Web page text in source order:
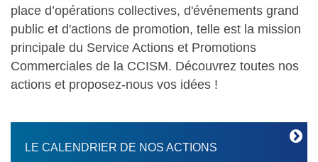
place d’opérations collectives, d'événements grand
public et d'actions de promotion, telle est la mission
principale du Service Actions et Promotions
Commerciales de la CCISM. Découvrez toutes nos
actions et proposez-nous vos idées !
LE CALENDRIER DE NOS ACTIONS